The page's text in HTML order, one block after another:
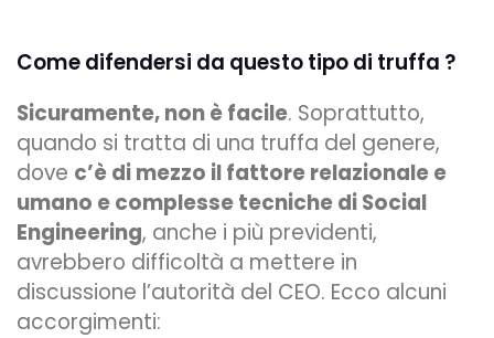
Come difendersi da questo tipo di truffa ?
Sicuramente, non è facile. Soprattutto,
quando si tratta di una truffa del genere,
dove c’è di mezzo il fattore relazionale e
umano e complesse tecniche di Social
Engineering, anche i più previdenti,
avrebbero difficoltà a mettere in
discussione l’autorità del CEO. Ecco alcuni
accorgimenti: